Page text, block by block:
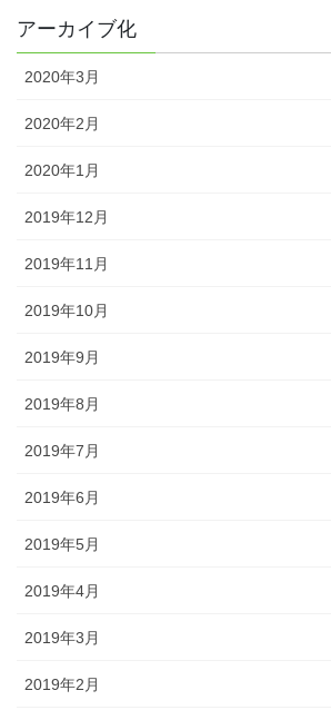
アーカイブ化
2020年3月
2020年2月
2020年1月
2019年12月
2019年11月
2019年10月
2019年9月
2019年8月
2019年7月
2019年6月
2019年5月
2019年4月
2019年3月
2019年2月